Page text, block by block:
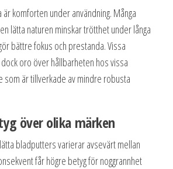
är komforten under användning. Många
lätta naturen minskar trötthet under långa
bättre fokus och prestanda. Vissa
oro över hållbarheten hos vissa
är tillverkade av mindre robusta
över olika märken
bladputters varierar avsevärt mellan
får högre betyg för noggrannhet